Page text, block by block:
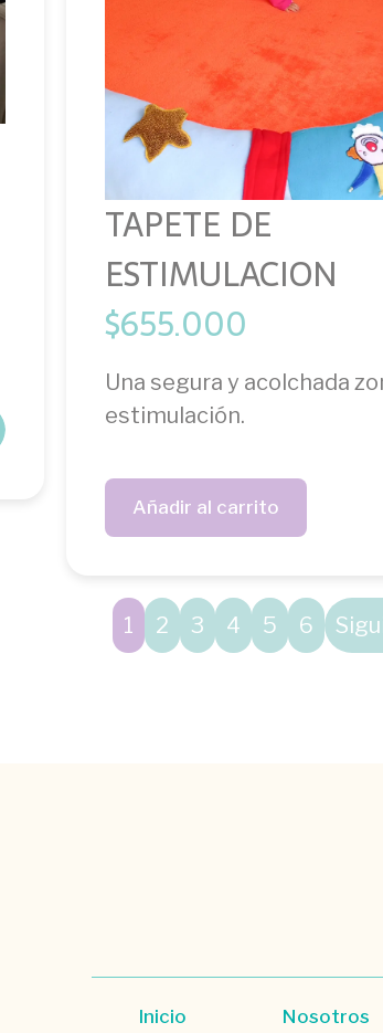
TAPETE DE
ESTIMULACION
$655.000
Una segura y acolchada
estimulación.
Añadir al carrito
1 2 3 4 5 6
Inicio Nosotros